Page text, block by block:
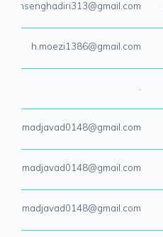
Mohsenghadiri313@gmail.com
h.moezi1386@gmail.com
.